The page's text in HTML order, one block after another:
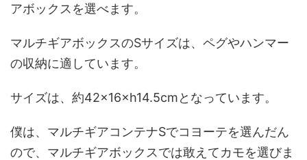
アボックスを選べます。
マルチギアボックスのSサイズは、ペグやハンマー
の収納に適しています。
サイズは、約42×16×h14.5cmとなっています。
僕は、マルチギアコンテナSでコヨーテを選んだん
ので、マルチギアボックスでは敢えてカモを選びま